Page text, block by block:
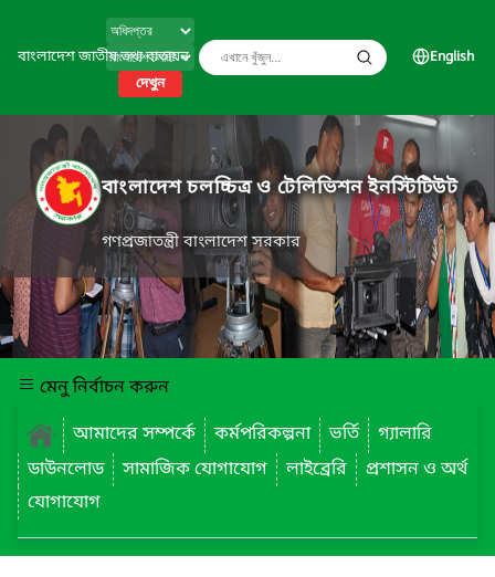
বাংলাদেশ জাতীয় তথ্য বাতায়ন
দেখুন
English
বাংলাদেশ চলচ্চিত্র ও টেলিভিশন ইনস্টিটিউট
গণপ্রজাতন্ত্রী বাংলাদেশ সরকার
মেনু নির্বাচন করুন
আমাদের সম্পর্কে
কর্মপরিকল্পনা ভর্তি
গ্যালারি
ডাউনলোড
সামাজিক যোগাযোগ লাইব্রেরি
প্রশাসন ও অর্থ
যোগাযোগ